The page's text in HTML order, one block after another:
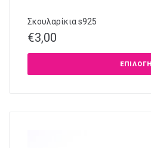
Σκουλαρίκια s925
€3,00
ΕΠΙΛΟΓΉ